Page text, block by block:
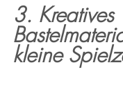
3. Kreatives
kleine